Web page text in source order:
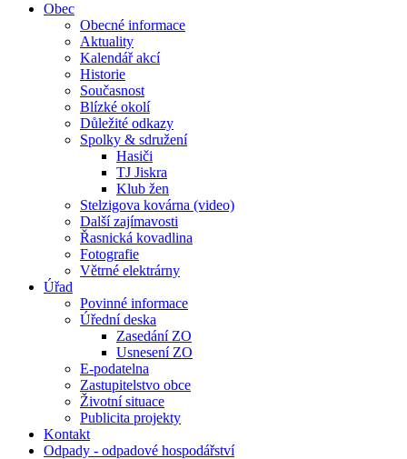
Obec
Obecné informace
Aktuality
Kalendář akcí
Historie
Současnost
Blízké okolí
Důležité odkazy
Spolky & sdružení
Hasiči
TJ Jiskra
Klub žen
Stelzigova kovárna (video)
Další zajímavosti
Řasnická kovadlina
Fotografie
Větrné elektrárny
Úřad
Povinné informace
Úřední deska
Zasedání ZO
Usnesení ZO
E-podatelna
Zastupitelstvo obce
Životní situace
Publicita projekty
Kontakt
Odpady - odpadové hospodářství